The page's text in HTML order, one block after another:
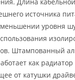
источника
уровня
Штампованный
как
от катушки